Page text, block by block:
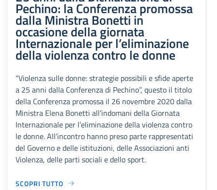
Pechino: la Conferenza promossa
dalla Ministra Bonetti in
occasione della giornata
Internazionale per l’eliminazione
della violenza contro le donne
“Violenza sulle donne: strategie possibili e sfide aperte
a 25 anni dalla Conferenza di Pechino”, questo il titolo
della Conferenza promossa il 26 novembre 2020 dalla
Ministra Elena Bonetti all’indomani della Giornata
Internazionale per l’eliminazione della violenza contro
le donne. All’incontro hanno preso parte rappresentati
del Governo e delle istituzioni, delle Associazioni anti
Violenza, delle parti sociali e dello sport.
SCOPRI TUTTO